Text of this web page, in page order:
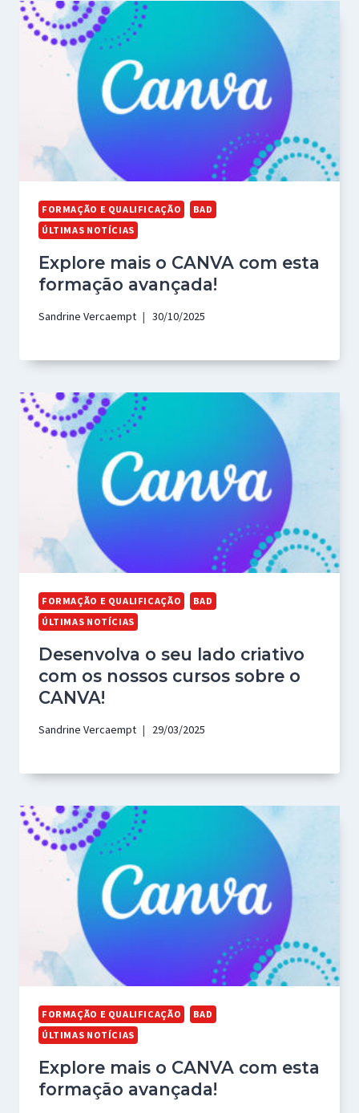
FORMAÇÃO E QUALIFICAÇÃO
BAD
ÚLTIMAS NOTÍCIAS
Explore mais o CANVA com esta
formação avançada!
Sandrine Vercaempt 30/10/2025
FORMAÇÃO E QUALIFICAÇÃO
BAD
ÚLTIMAS NOTÍCIAS
Desenvolva o seu lado criativo
com os nossos cursos sobre o
CANVA!
Sandrine Vercaempt 29/03/2025
FORMAÇÃO E QUALIFICAÇÃO
BAD
ÚLTIMAS NOTÍCIAS
Explore mais o CANVA com esta
formação avançada!